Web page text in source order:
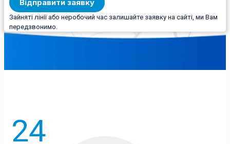
Зайняті лінії або неробочий час залишайте заявку на сайті, ми Вам
передзвонимо.
24